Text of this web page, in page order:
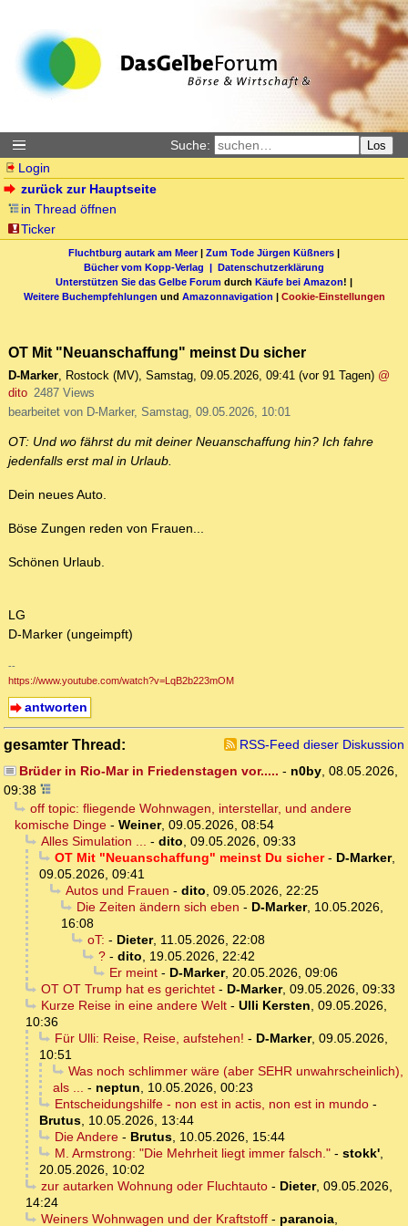
Suche: Los
Login
zurück zur Hauptseite
in Thread öffnen
Ticker
Fluchtburg autark am Meer| Zum Tode Jürgen Küßners |
Bücher vom Kopp-Verlag | Datenschutzerklärung
Unterstützen Sie das Gelbe Forum durch Käufe bei Amazon! |
Weitere Buchempfehlungen und Amazonnavigation | Cookie-Einstellungen
OT Mit "Neuanschaffung" meinst Du sicher
D-Marker, Rostock (MV), Samstag, 09.05.2026, 09:41 (vor 91 Tagen) @
dito 2487 Views
bearbeitet von D-Marker, Samstag, 09.05.2026, 10:01
OT: Und wo fährst du mit deiner Neuanschaffung hin? Ich fahre
jedenfalls erst mal in Urlaub.
Dein neues Auto.
Böse Zungen reden von Frauen...
Schönen Urlaub.
LG
D-Marker (ungeimpft)
--
https://www.youtube.com/watch?v=LqB2b223mOM
antworten
gesamter Thread:
RSS-Feed dieser Diskussion
Brüder in Rio-Mar in Friedenstagen vor..... - n0by, 08.05.2026,
09:38
off topic: fliegende Wohnwagen, interstellar, und andere
komische Dinge - Weiner, 09.05.2026, 08:54
Alles Simulation ... - dito, 09.05.2026, 09:33
OT Mit "Neuanschaffung" meinst Du sicher- D-Marker,
09.05.2026, 09:41
Autos und Frauen - dito, 09.05.2026, 22:25
Die Zeiten ändern sich eben - D-Marker, 10.05.2026,
16:08
oT: - Dieter, 11.05.2026, 22:08
?- dito, 19.05.2026, 22:42
Er meint- D-Marker, 20.05.2026, 09:06
OT OT Trump hat es gerichtet- D-Marker, 09.05.2026, 09:33
Kurze Reise in eine andere Welt- Ulli Kersten, 09.05.2026,
10:36
Für Ulli: Reise, Reise, aufstehen! - D-Marker, 09.05.2026,
10:51
Was noch schlimmer wäre (aber SEHR unwahrscheinlich),
als ... - neptun, 10.05.2026, 00:23
Entscheidungshilfe - non est in actis, non est in mundo-
Brutus, 10.05.2026, 13:44
Die Andere- Brutus, 10.05.2026, 15:44
M. Armstrong: "Die Mehrheit liegt immer falsch."- stokk',
20.05.2026, 10:02
zur autarken Wohnung oder Fluchtauto- Dieter, 09.05.2026,
14:24
Weiners Wohnwagen und der Kraftstoff- paranoia,